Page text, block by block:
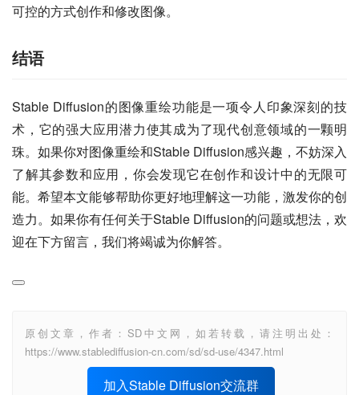
可控的方式创作和修改图像。
结语
Stable Diffusion的图像重绘功能是一项令人印象深刻的技
术，它的强大应用潜力使其成为了现代创意领域的一颗明
珠。如果你对图像重绘和Stable Diffusion感兴趣，不妨深入
了解其参数和应用，你会发现它在创作和设计中的无限可
能。希望本文能够帮助你更好地理解这一功能，激发你的创
造力。如果你有任何关于Stable Diffusion的问题或想法，欢
迎在下方留言，我们将竭诚为你解答。
原创文章，作者：SD中文网，如若转载，请注明出处：
https://www.stablediffusion-cn.com/sd/sd-use/4347.html
加入Stable Diffusion交流群